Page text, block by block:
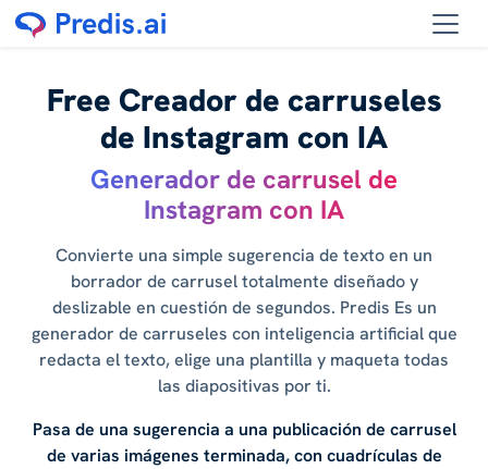
Free Creador de carruseles
de Instagram con IA
Generador de carrusel de
Instagram con IA
Convierte una simple sugerencia de texto en un
borrador de carrusel totalmente diseñado y
deslizable en cuestión de segundos. Predis Es un
generador de carruseles con inteligencia artificial que
redacta el texto, elige una plantilla y maqueta todas
las diapositivas por ti.
Pasa de una sugerencia a una publicación de carrusel
de varias imágenes terminada, con cuadrículas de